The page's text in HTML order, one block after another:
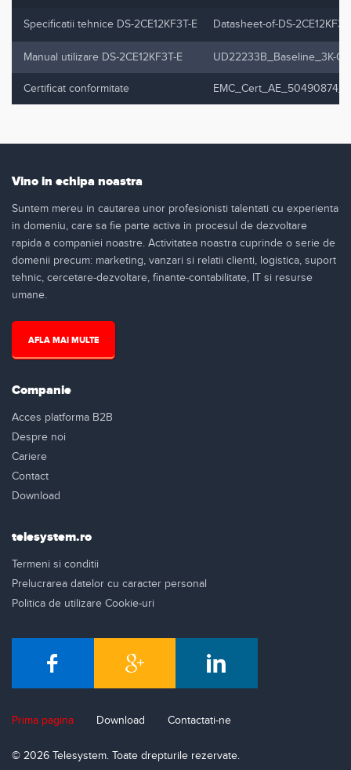
Specificatii tehnice DS-2CE12KF3T-E Datasheet-of-DS-
Manual utilizare DS-2CE12KF3T-E UD22233B_Baseline_3K-
Certificat conformitate
Vino in echipa noastra
Suntem mereu in cautarea unor profesionisti talentati cu experienta
in domeniu, care sa fie parte activa in procesul de dezvoltare
rapida a companiei noastre. Activitatea noastra cuprinde o serie de
domenii precum: marketing, vanzari si relatii clienti, logistica, suport
tehnic, cercetare-dezvoltare, finante-contabilitate, IT si resurse
umane.
AFLA MAI MULTE
Companie
Acces platforma B2B
Despre noi
Cariere
Contact
Download
telesystem.ro
Termeni si conditii
Prelucrarea datelor cu caracter personal
Politica de utilizare Cookie-uri
Prima pagina Download Contactati-ne
© 2026 Telesystem. Toate drepturile rezervate.